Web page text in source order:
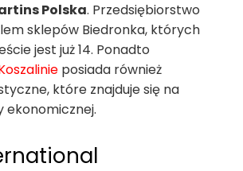
Polska. Przedsiębiorstwo
sklepów Biedronka, których
jest już 14. Ponadto
posiada również
które znajduje się na